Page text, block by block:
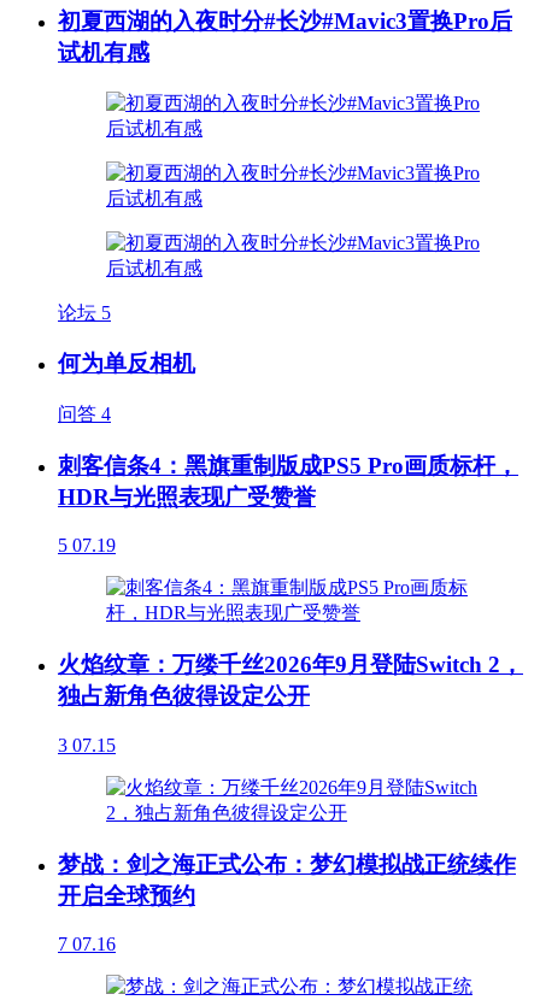
初夏西湖的入夜时分#长沙#Mavic3置换Pro后
试机有感
论坛 5
何为单反相机
问答 4
刺客信条4：黑旗重制版成PS5 Pro画质标杆，
HDR与光照表现广受赞誉
5 07.19
火焰纹章：万缕千丝2026年9月登陆Switch 2，
独占新角色彼得设定公开
3 07.15
梦战：剑之海正式公布：梦幻模拟战正统续作
开启全球预约
7 07.16